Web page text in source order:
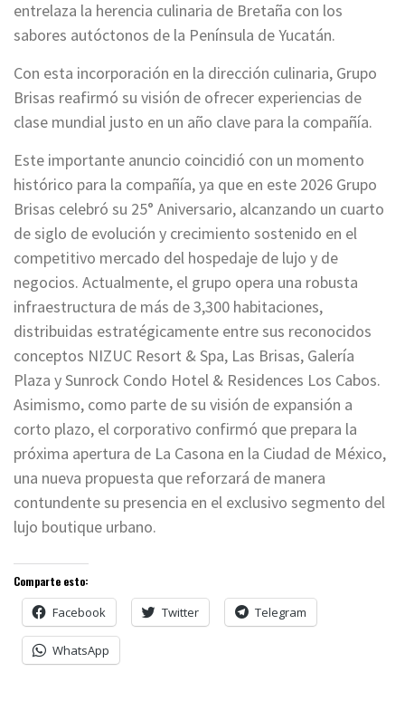
entrelaza la herencia culinaria de Bretaña con los
sabores autóctonos de la Península de Yucatán.
Con esta incorporación en la dirección culinaria, Grupo
Brisas reafirmó su visión de ofrecer experiencias de
clase mundial justo en un año clave para la compañía.
Este importante anuncio coincidió con un momento
histórico para la compañía, ya que en este 2026 Grupo
Brisas celebró su 25° Aniversario, alcanzando un cuarto
de siglo de evolución y crecimiento sostenido en el
competitivo mercado del hospedaje de lujo y de
negocios. Actualmente, el grupo opera una robusta
infraestructura de más de 3,300 habitaciones,
distribuidas estratégicamente entre sus reconocidos
conceptos NIZUC Resort & Spa, Las Brisas, Galería
Plaza y Sunrock Condo Hotel & Residences Los Cabos.
Asimismo, como parte de su visión de expansión a
corto plazo, el corporativo confirmó que prepara la
próxima apertura de La Casona en la Ciudad de México,
una nueva propuesta que reforzará de manera
contundente su presencia en el exclusivo segmento del
lujo boutique urbano.
Comparte esto:
Facebook Twitter Telegram
WhatsApp